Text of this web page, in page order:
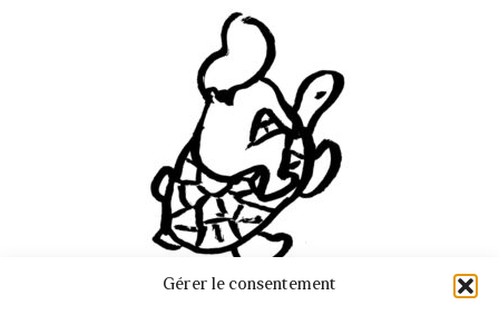
Gérer le consentement